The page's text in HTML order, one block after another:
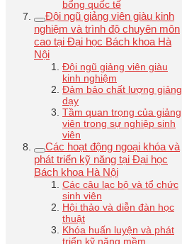
bổng quốc tế
Đội ngũ giảng viên giàu kinh
nghiệm và trình độ chuyên môn
cao tại Đại học Bách khoa Hà
Nội
Đội ngũ giảng viên giàu
kinh nghiệm
Đảm bảo chất lượng giảng
dạy
Tầm quan trọng của giảng
viên trong sự nghiệp sinh
viên
Các hoạt động ngoại khóa và
phát triển kỹ năng tại Đại học
Bách khoa Hà Nội
Các câu lạc bộ và tổ chức
sinh viên
Hội thảo và diễn đàn học
thuật
Khóa huấn luyện và phát
triển kỹ năng mềm